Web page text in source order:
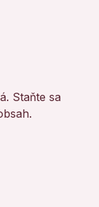
Staňte sa